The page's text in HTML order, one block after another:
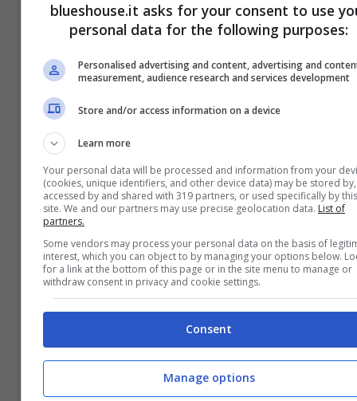
sempre presente con loro, per lei, soprattutto
La malattia e la paura per i suoi figli
è lasciare i tuoi bambini da soli.Sono
blueshouse.it asks for your consent to use
personal data for the following purposes:
Personalised advertising and content, advertising and
measurement, audience research and services development
Store and/or access information on a device
Learn more
Your personal data will be processed and information from your
(cookies, unique identifiers, and other device data) may be stored by,
accessed by and shared with 319 partners, or used specifically by this
site. We and our partners may use precise geolocation data. List of
partners.
Some vendors may process your personal data on the basis of
interest, which you can object to by managing your options below.
for a link at the bottom of this page or in the site menu to manage or
withdraw consent in privacy and cookie settings.
Consent
Manage options